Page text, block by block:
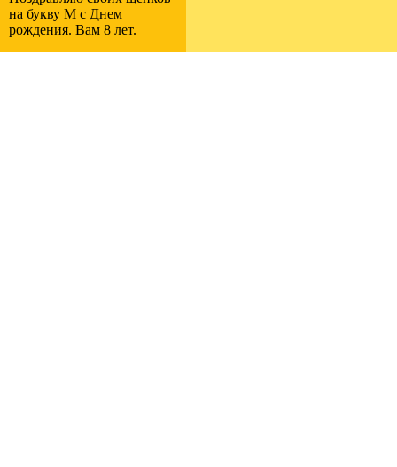
на букву M с Днем
рождения. Вам 8 лет.